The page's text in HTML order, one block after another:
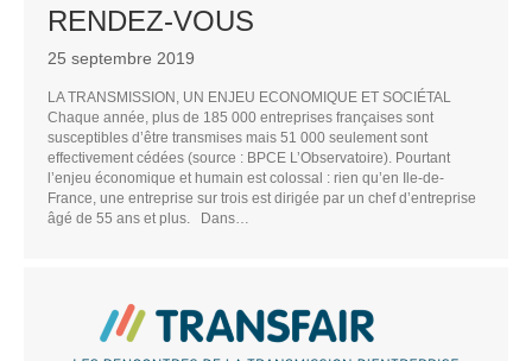
RENDEZ-VOUS
25 septembre 2019
LA TRANSMISSION, UN ENJEU ECONOMIQUE ET SOCIÉTAL
Chaque année, plus de 185 000 entreprises françaises sont
susceptibles d’être transmises mais 51 000 seulement sont
effectivement cédées (source : BPCE L’Observatoire). Pourtant
l’enjeu économique et humain est colossal : rien qu’en Ile-de-
France, une entreprise sur trois est dirigée par un chef d’entreprise
âgé de 55 ans et plus. Dans…